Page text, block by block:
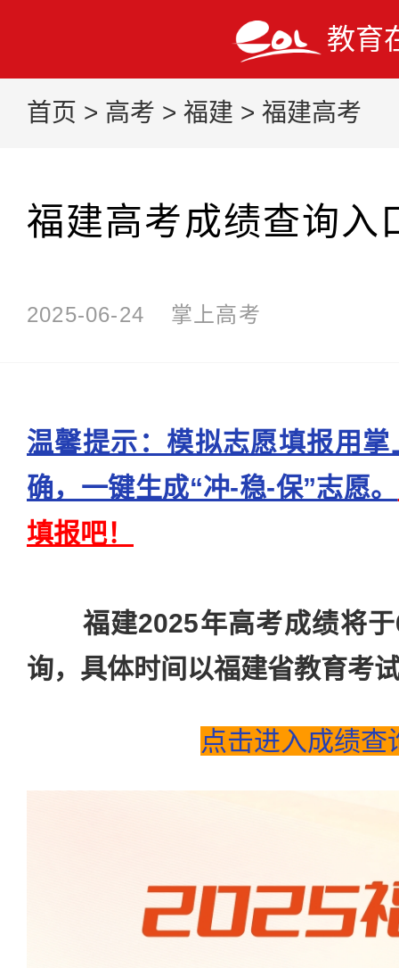
教育
首页 > 高考 > 福建 > 福建高考
福建高考成绩查询入
2025-06-24 掌上高考
温馨提示：模拟志愿填报用
确，一键生成“冲-稳-保”志愿。
填报吧！
福建2025年高考成绩将
询，具体时间以福建省教育考
点击进入成绩查